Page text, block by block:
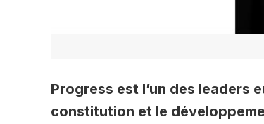
Progress est l’un des leaders
constitution et le